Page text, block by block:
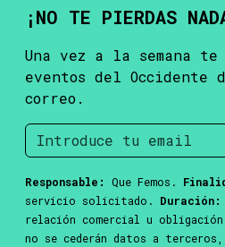
¡NO TE PIERDAS
Una vez a la semana
eventos del Occidente
correo.
Responsable: Que Femos.
servicio solicitado. Duración:
relación comercial u
no se cederán datos a